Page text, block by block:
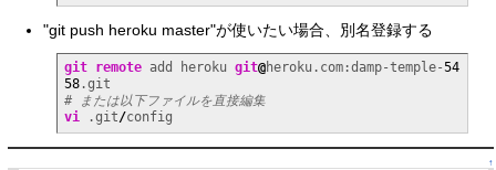
"git push heroku master"が使いたい場合、別名登録する
git remote add heroku git@heroku.com:damp-temple-54
58
# または以下ファイルを直接編集
vi .git/config
↑